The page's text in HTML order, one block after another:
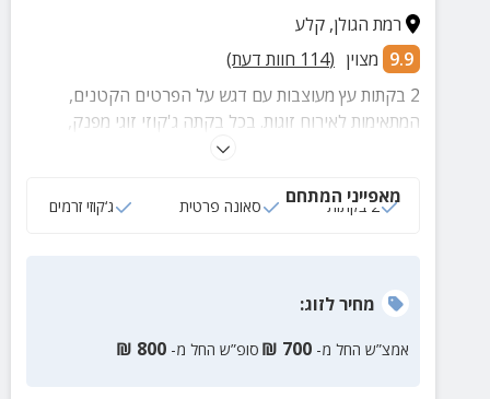
רמת הגולן,קלע
9.9 מצוין (
114 חוות דעת)
2 בקתות עץ מעוצבות עם דגש על הפרטים הקטנים,
המתאימות לאירוח זוגות. בכל בקתה ג'קוזי זוגי מפנק,
סאונה יבשה, מכונת אספרסו ושפע פינוקים.
מאפייני המתחם
2 בקתות סאונה פרטית ג‘קוזי זרמים
מחירלזוג:
אמצ”ש החל מ- 700
₪ סופ”ש החל מ- 800
₪